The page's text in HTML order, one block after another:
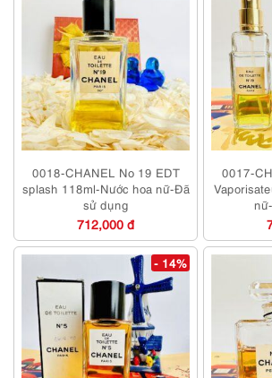
0018-CHANEL No 19 EDT
splash 118ml-Nước hoa nữ-Đã
sử dụng
712,000 đ
0017-
- 14%